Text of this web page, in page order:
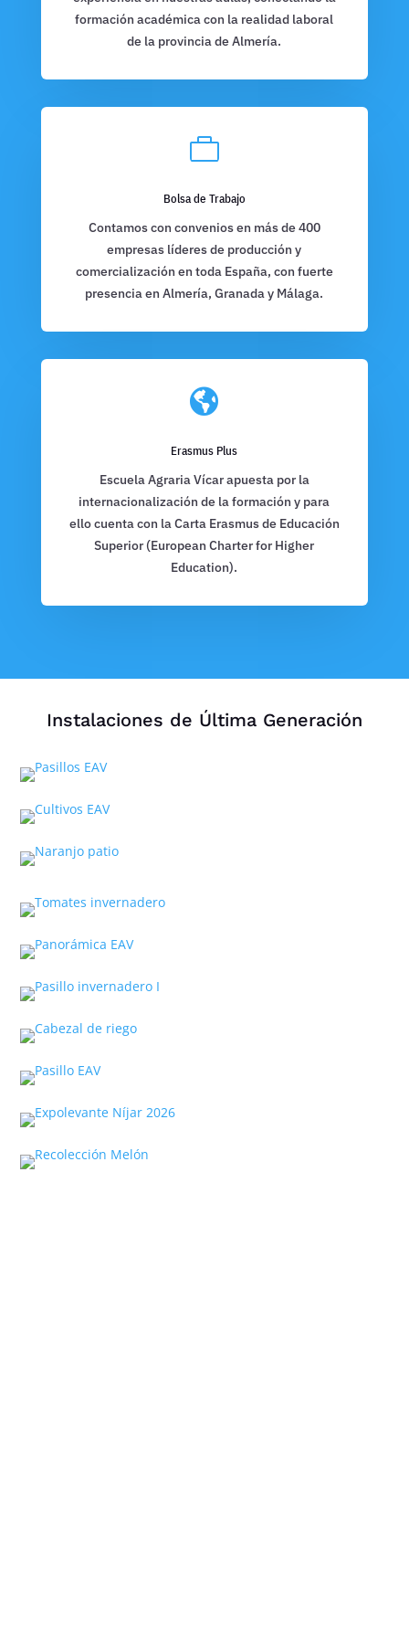
formación académica con la realidad laboral
de la provincia de Almería.

Bolsa de Trabajo
Contamos con convenios en más de 400
empresas líderes de producción y
comercialización en toda España, con fuerte
presencia en Almería, Granada y Málaga.

Erasmus Plus
Escuela Agraria Vícar apuesta por la
internacionalización de la formación y para
ello cuenta con la Carta Erasmus de Educación
Superior (European Charter for Higher
Education).
Instalaciones de Última Generación